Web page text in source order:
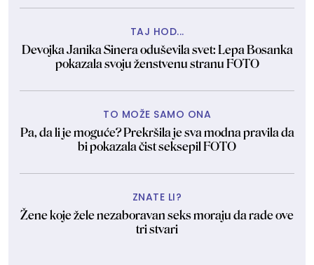
TAJ HOD...
Devojka Janika Sinera oduševila svet: Lepa Bosanka
pokazala svoju ženstvenu stranu FOTO
TO MOŽE SAMO ONA
Pa, da li je moguće? Prekršila je sva modna pravila da
bi pokazala čist seksepil FOTO
ZNATE LI?
Žene koje žele nezaboravan seks moraju da rade ove
tri stvari